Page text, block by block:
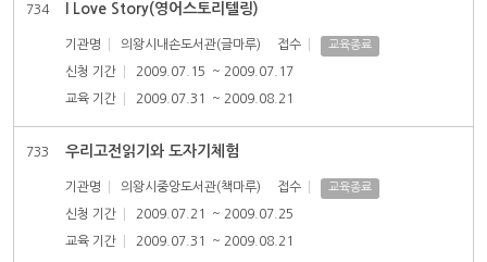
734 I Love Story(영어스토리텔링)
기관명 의왕시내손도서관(글마루) 접수 교육종료
신청 기간 2009.07.15 ~ 2009.07.17
교육 기간 2009.07.31 ~ 2009.08.21
733 우리고전읽기와 도자기체험
기관명 의왕시중앙도서관(책마루) 접수 교육종료
신청 기간 2009.07.21 ~ 2009.07.25
교육 기간 2009.07.31 ~ 2009.08.21